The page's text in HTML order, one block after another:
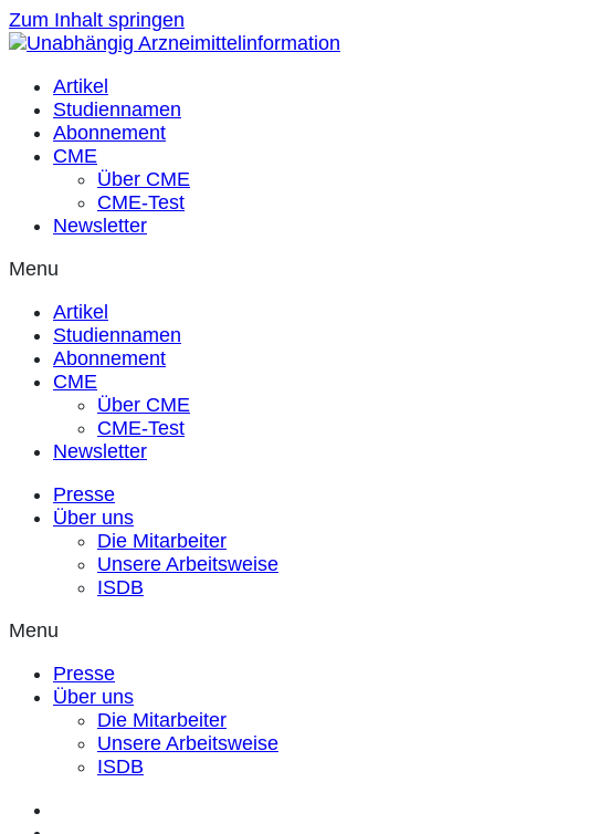
Zum Inhalt springen
Artikel
Studiennamen
Abonnement
CME
Über CME
CME-Test
Newsletter
Menu
Artikel
Studiennamen
Abonnement
CME
Über CME
CME-Test
Newsletter
Presse
Über uns
Die Mitarbeiter
Unsere Arbeitsweise
ISDB
Menu
Presse
Über uns
Die Mitarbeiter
Unsere Arbeitsweise
ISDB